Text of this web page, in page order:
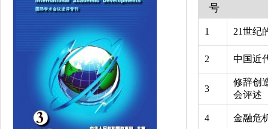
号
1 21世纪
2 中国近
3
修辞创
会评述
4 金融危